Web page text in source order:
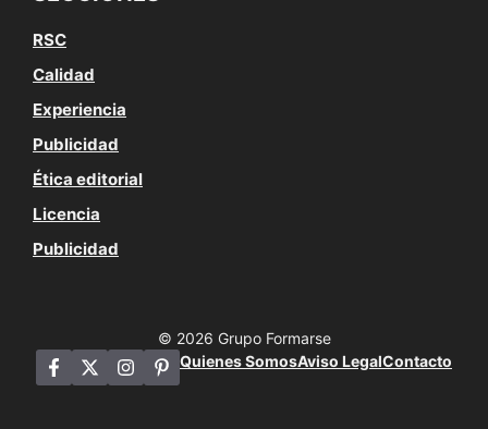
RSC
Calidad
Experiencia
Publicidad
Ética editorial
Licencia
Publicidad
© 2026 Grupo Formarse
Quienes SomosAviso LegalContacto